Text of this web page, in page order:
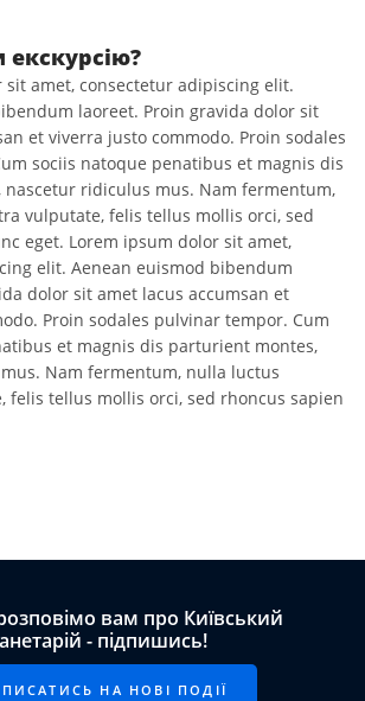
sit amet, consectetur adipiscing elit.
laoreet. Proin gravida dolor sit
et viverra justo commodo. Proin sodales
sociis natoque penatibus et magnis dis
ridiculus mus. Nam fermentum,
vulputate, felis tellus mollis orci, sed
eget. Lorem ipsum dolor sit amet,
elit. Aenean euismod bibendum
dolor sit amet lacus accumsan et
Proin sodales pulvinar tempor. Cum
et magnis dis parturient montes,
Nam fermentum, nulla luctus
felis tellus mollis orci, sed rhoncus sapien
вам про Київський
- підпишись!